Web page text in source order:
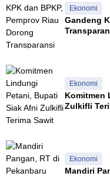
Ekonomi
Gandeng
Ekonomi
Komitmen
Zulkifli
Ekonomi
Mandiri